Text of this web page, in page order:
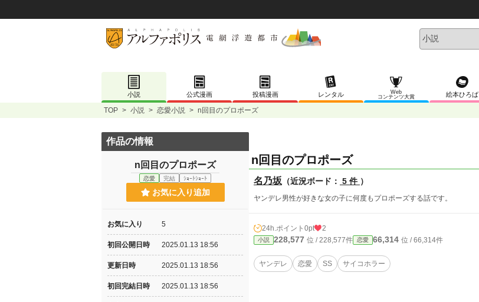
小説 公式漫画 投稿漫画 レンタル
Web
コンテンツ大賞
絵本ひろば
TOP > 小説 > 恋愛小説 > n回目のプロポーズ
n回目のプロポーズ
名乃坂 （近況ボード： 5 件 ）
ヤンデレ男性が好きな女の子に何度もプロポーズする話です。
24h.ポイント 0pt 2
小説 228,577 位 / 228,577件 恋愛 66,314 位 / 66,314件
ヤンデレ 恋愛 SS サイコホラー
作品の情報
n回目のプロポーズ
恋愛 完結 ｼｮｰﾄｼｮｰﾄ
お気に入り追加
お気に入り 5
初回公開日時 2025.01.13 18:56
更新日時 2025.01.13 18:56
初回完結日時 2025.01.13 18:56